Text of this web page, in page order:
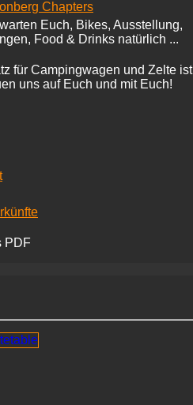
Chapters
Euch, Bikes, Ausstellung,
Food & Drinks natürlich ...
für Campingwagen und Zelte ist
uns auf Euch und mit Euch!
PDF